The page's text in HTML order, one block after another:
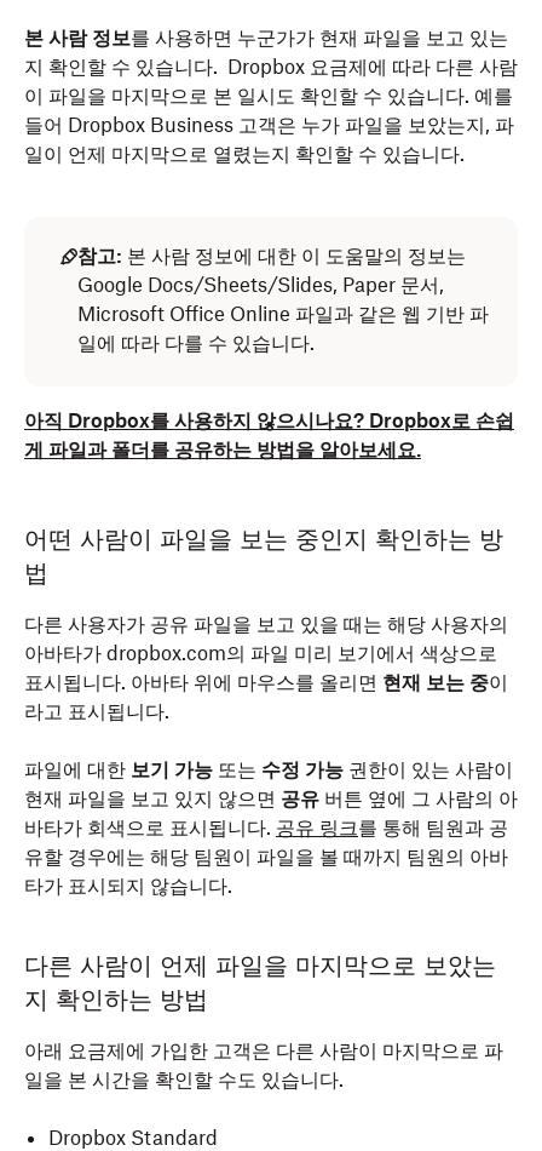
본 사람 정보를 사용하면 누군가가 현재 파일을 보고 있는
지 확인할 수 있습니다. Dropbox 요금제에 따라 다른 사람
이 파일을 마지막으로 본 일시도 확인할 수 있습니다. 예를
들어 Dropbox Business 고객은 누가 파일을 보았는지, 파
일이 언제 마지막으로 열렸는지 확인할 수 있습니다.
참고: 본 사람 정보에 대한 이 도움말의 정보는
Google Docs/Sheets/Slides, Paper 문서,
Microsoft Office Online 파일과 같은 웹 기반 파
일에 따라 다를 수 있습니다.
아직 Dropbox를 사용하지 않으시나요? Dropbox로 손쉽
게 파일과 폴더를 공유하는 방법을 알아보세요.
어떤 사람이 파일을 보는 중인지 확인하는 방
법
다른 사용자가 공유 파일을 보고 있을 때는 해당 사용자의
아바타가 dropbox.com의 파일 미리 보기에서 색상으로
표시됩니다. 아바타 위에 마우스를 올리면 현재 보는 중이
라고 표시됩니다.
파일에 대한 보기 가능 또는 수정 가능 권한이 있는 사람이
현재 파일을 보고 있지 않으면 공유 버튼 옆에 그 사람의 아
바타가 회색으로 표시됩니다. 공유 링크를 통해 팀원과 공
유할 경우에는 해당 팀원이 파일을 볼 때까지 팀원의 아바
타가 표시되지 않습니다.
다른 사람이 언제 파일을 마지막으로 보았는
지 확인하는 방법
아래 요금제에 가입한 고객은 다른 사람이 마지막으로 파
일을 본 시간을 확인할 수도 있습니다.
Dropbox Standard